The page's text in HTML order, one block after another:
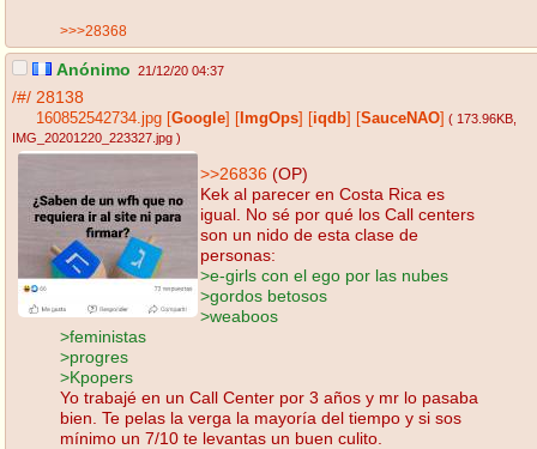
>>>28368
Anónimo 21/12/20 04:37
/#/ 28138
160852542734.jpg Google ImgOps iqdb SauceNAO ( 173.96KB
IMG_20201220_223327.jpg )
>>26836 (OP)
Kek al parecer en Costa Rica es
igual. No sé por qué los Call centers
son un nido de esta clase de
personas:
>e-girls con el ego por las nubes
>gordos betosos
>weaboos
>feministas
>progres
>Kpopers
Yo trabajé en un Call Center por 3 años y mr lo pasaba
bien. Te pelas la verga la mayoría del tiempo y si sos
mínimo un 7/10 te levantas un buen culito.